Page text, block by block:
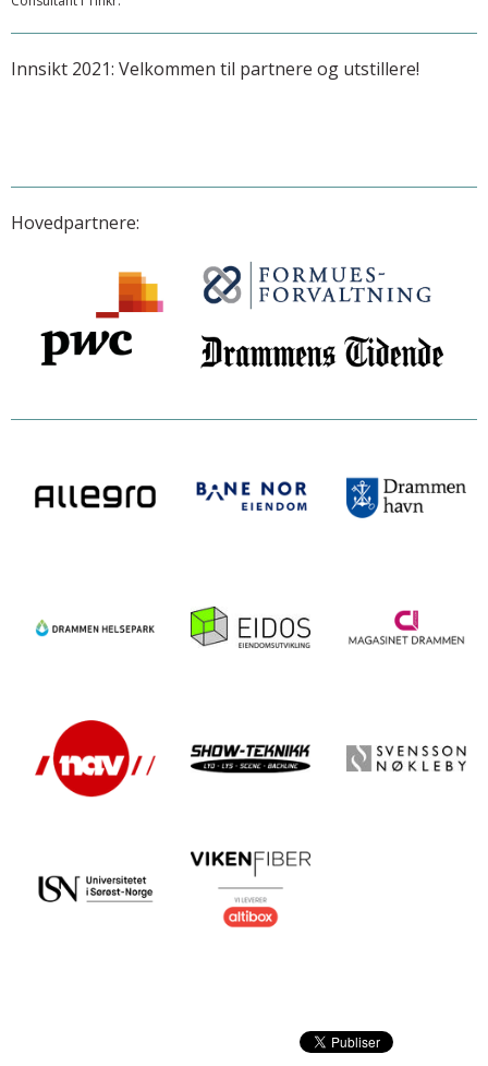
Innsikt 2021: Velkommen til partnere og utstillere!
Hovedpartnere: